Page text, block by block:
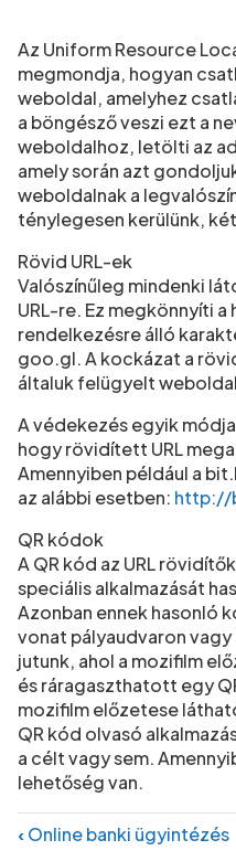
Az Uniform Resource
megmondja, hogyan
weboldal, amelyhez
a böngésző veszi ezt a
weboldalhoz, letölti az
amely során azt
weboldalnak a
ténylegesen kerülünk,
Rövid URL-ek
Valószínűleg mindenki
URL-re. Ez megkönnyíti
rendelkezésre álló
goo.gl. A kockázat a
általuk felügyelt
A védekezés egyik
hogy rövidített URL
Amennyiben például a
az alábbi esetben: http://
QR kódok
A QR kód az URL
speciális alkalmazását
Azonban ennek hasonló
vonat pályaudvaron
jutunk, ahol a mozifilm
és ráragaszthatott egy
mozifilm előzetese
QR kód olvasó
a célt vagy sem.
lehetőség van.
Könyv
‹Online banki ügyintézés